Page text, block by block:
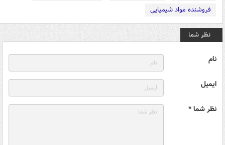
فروشنده مواد شیمیایی
نظر شما
نام
ایمیل
نظر شما *